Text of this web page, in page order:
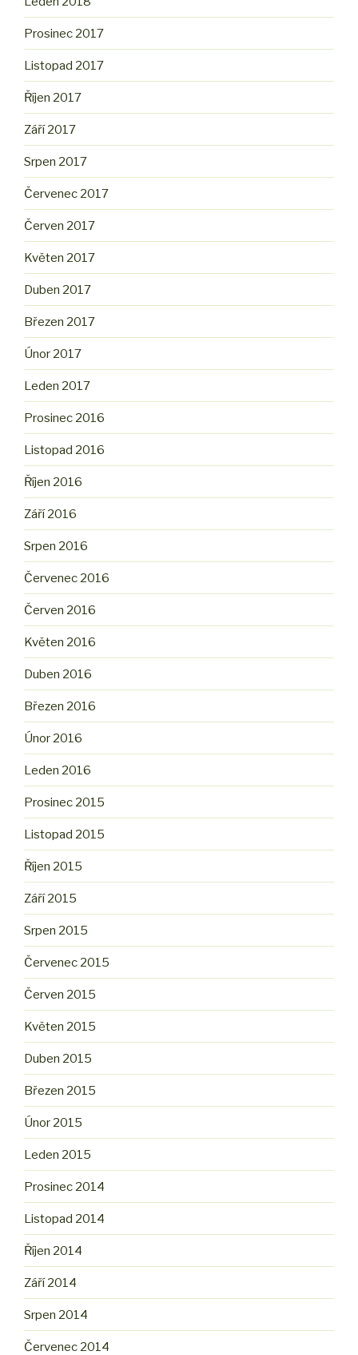
Prosinec 2017
Listopad 2017
Říjen 2017
Září 2017
Srpen 2017
Červenec 2017
Červen 2017
Květen 2017
Duben 2017
Březen 2017
Únor 2017
Leden 2017
Prosinec 2016
Listopad 2016
Říjen 2016
Září 2016
Srpen 2016
Červenec 2016
Červen 2016
Květen 2016
Duben 2016
Březen 2016
Únor 2016
Leden 2016
Prosinec 2015
Listopad 2015
Říjen 2015
Září 2015
Srpen 2015
Červenec 2015
Červen 2015
Květen 2015
Duben 2015
Březen 2015
Únor 2015
Leden 2015
Prosinec 2014
Listopad 2014
Říjen 2014
Září 2014
Srpen 2014
Červenec 2014